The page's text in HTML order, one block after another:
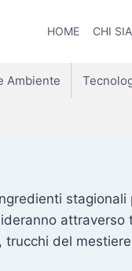
HOME CHI
Ambiente
trucchi del